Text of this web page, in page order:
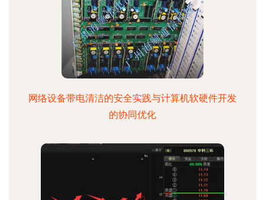
网络设备带电清洁的安全实践与计算机软硬件开发
的协同优化